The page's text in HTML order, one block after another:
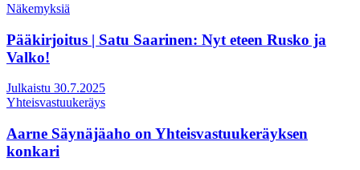
Näkemyksiä
Pääkirjoitus | Satu Saarinen: Nyt eteen Rusko ja
Valko!
Julkaistu 30.7.2025
Yhteisvastuukeräys
Aarne Säynäjäaho on Yhteisvastuukeräyksen
konkari